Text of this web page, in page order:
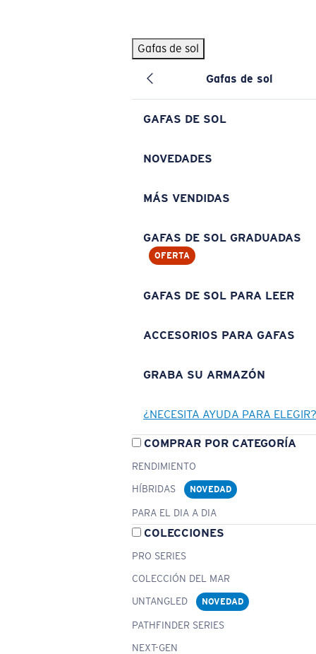
Gafas de sol
Gafas de sol
GAFAS DE SOL
NOVEDADES
MÁS VENDIDAS
GAFAS DE SOL GRADUADAS
OFERTA
GAFAS DE SOL PARA LEER
ACCESORIOS PARA GAFAS
GRABA SU ARMAZÓN
¿NECESITA AYUDA PARA ELEGIR?
COMPRAR POR CATEGORÍA
RENDIMIENTO
HÍBRIDAS
NOVEDAD
PARA EL DIA A DIA
COLECCIONES
PRO SERIES
COLECCIÓN DEL MAR
UNTANGLED
NOVEDAD
PATHFINDER SERIES
NEXT-GEN
BÚSQUEDAS POPULARES
Pilothouse PRO Limited Edition Pack Exclusivo
Gafas de sol personalizadas
Los más vendidos de gafas de sol